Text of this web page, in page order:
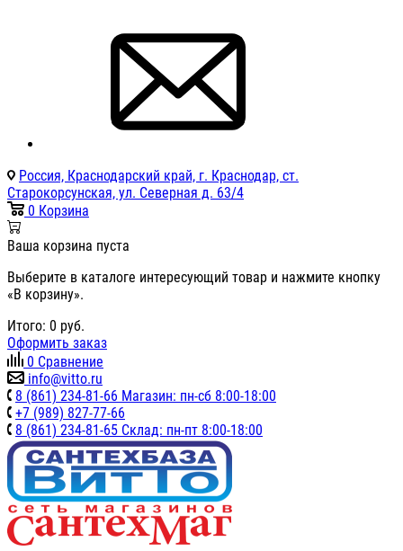
Россия, Краснодарский край, г. Краснодар, ст.
Старокорсунская, ул. Северная д. 63/4
0 Корзина
Ваша корзина пуста
Выберите в каталоге интересующий товар и нажмите кнопку
«В корзину».
Итого: 0 руб.
Оформить заказ
0 Сравнение
info@vitto.ru
8 (861) 234-81-66 Магазин: пн-сб 8:00-18:00
+7 (989) 827-77-66
8 (861) 234-81-65 Склад: пн-пт 8:00-18:00